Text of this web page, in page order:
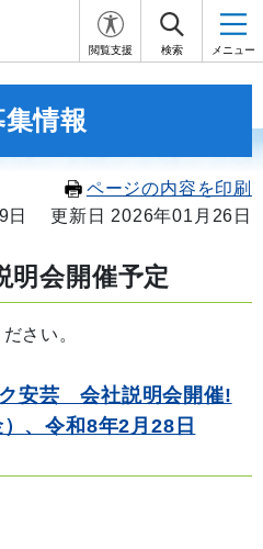
閲覧支援 検索 メニュー
情報
ページの内容を印刷
日
更新日 2026年01月26日
会開催予定
さい。
安芸 会社説明会開催!
、令和8年2月28日